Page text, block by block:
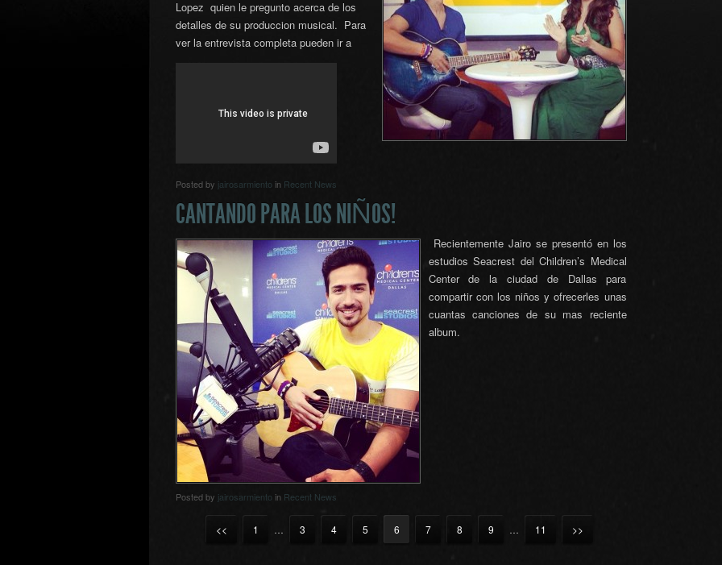
Lopez quien le pregunto acerca de los
detalles de su produccion musical. Para
ver la entrevista completa pueden ir a
Posted by jairosarmiento in Recent News
CANTANDO PARA LOS NIÑOS!
Recientemente Jairo se presentó en los
estudios Seacrest del Children’s Medical
Center de la ciudad de Dallas para
compartir con los niños y ofrecerles unas
cuantas canciones de su mas reciente
album.
Posted by jairosarmiento in Recent News
<< 1 … 3 4 5 6 7 8 9 … 11 >>